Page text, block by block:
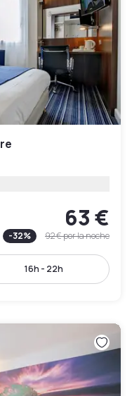
63 €
-32% 92 €por la noche
16h - 22h